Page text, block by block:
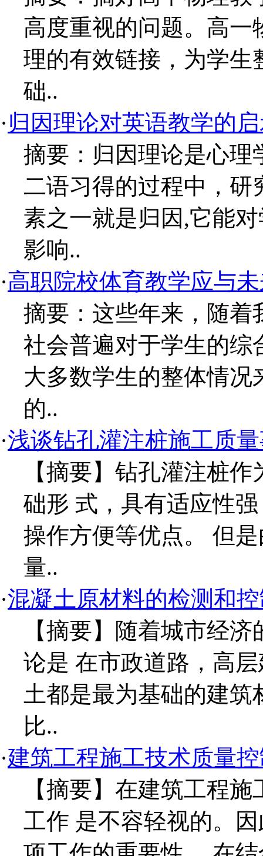
高度重视的问题。高一
理的有效链接，为学生
础..
·归因理论对英语教学的
摘要：归因理论是心理
二语习得的过程中，研
素之一就是归因,它能
影响..
·高职院校体育教学应与
摘要：这些年来，随着
社会普遍对于学生的综
大多数学生的整体情
的..
·浅谈钻孔灌注桩施工质
【摘要】钻孔灌注桩
础形 式，具有适应性
操作方便等优点。 但
量..
·混凝土原材料的检测和
【摘要】随着城市经
论是 在市政道路，高
土都是最为基础的建
比..
·建筑工程施工技术质量
【摘要】在建筑工程
工作 是不容轻视的。